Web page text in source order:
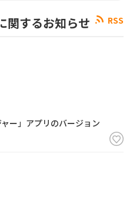
RSS
関するお知らせ
ー」アプリのバージョン